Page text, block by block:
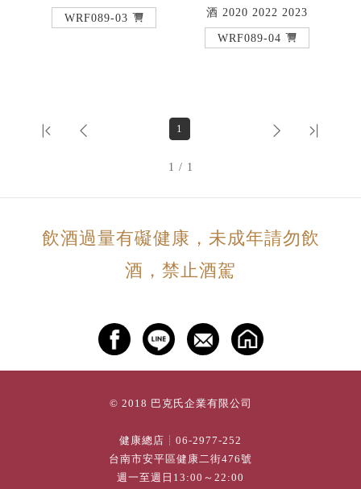
WRF089-03
酒 2020 2022 2023
WRF089-04
1
1 / 1
飲酒過量有礙健康，未成年請勿飲
酒，禁止酒駕
© 2018 巴克氏企業有限公司
健康總店┊ 06-2977-252
台南市安平區健康二街476號
週一至週日13:00～22:00